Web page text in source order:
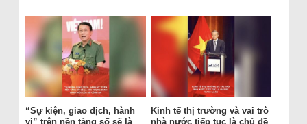
“Sự kiện, giao dịch, hành
vi” trên nền tảng số sẽ là
Kinh tế thị trường và vai trò
nhà nước tiếp tục là chủ đề